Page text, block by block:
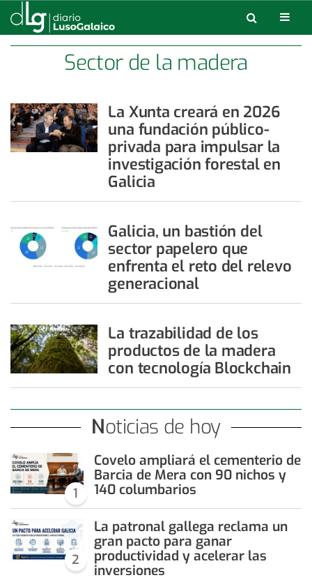
Sector de la madera
La Xunta creará en 2026
una fundación público-
privada para impulsar la
investigación forestal en
Galicia
Galicia, un bastión del
sector papelero que
enfrenta el reto del relevo
generacional
La trazabilidad de los
productos de la madera
con tecnología Blockchain
Noticias de hoy
1
Covelo ampliará el cementerio de
Barcia de Mera con 90 nichos y
140 columbarios
2
La patronal gallega reclama un
gran pacto para ganar
productividad y acelerar las
inversiones